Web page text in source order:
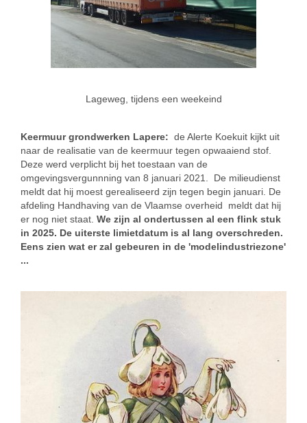
Lageweg, tijdens een weekeind
Keermuur grondwerken Lapere: de Alerte Koekuit kijkt uit
naar de realisatie van de keermuur tegen opwaaiend stof.
Deze werd verplicht bij het toestaan van de
omgevingsvergunnning van 8 januari 2021. De milieudienst
meldt dat hij moest gerealiseerd zijn tegen begin januari. De
afdeling Handhaving van de Vlaamse overheid meldt dat hij
er nog niet staat. We zijn al ondertussen al een flink stuk
in 2025. De uiterste limietdatum is al lang overschreden.
Eens zien wat er zal gebeuren in de 'modelindustriezone'
...